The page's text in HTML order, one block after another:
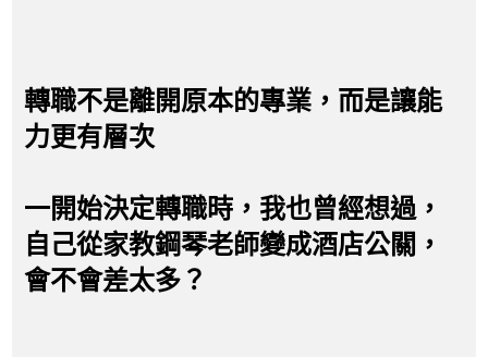
轉職不是離開原本的專業，而是讓能
力更有層次
一開始決定轉職時，我也曾經想過，
自己從家教鋼琴老師變成酒店公關，
會不會差太多？